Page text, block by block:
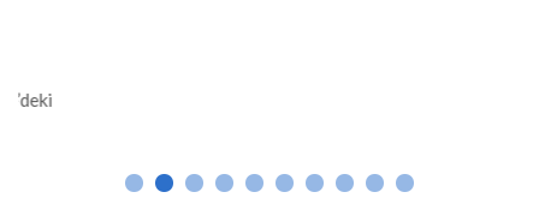
yapıları, hem yerel halk hem de ziyaretçiler için önemli birer
gibi dayanıklı malzemelerle yapılan hamamlar, sıcak suyun […]